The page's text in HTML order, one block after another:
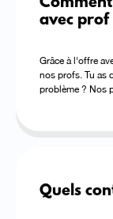
avec prof
Grâce à l'offre
nos profs. Tu as
problème ? Nos
Quels